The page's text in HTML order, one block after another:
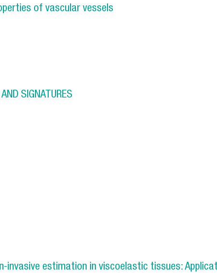
of vascular vessels
properties of vascular vessels
SIGNATURES
AND SIGNATURES
estimation in viscoelastic tissues: